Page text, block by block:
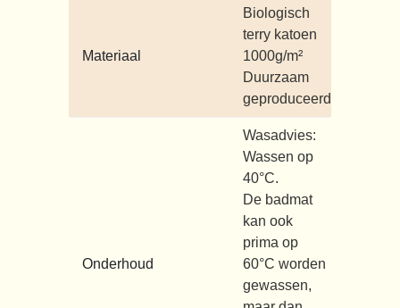
Materiaal
Biologisch
terry katoen
1000g/m²
Duurzaam
geproduceerd
Onderhoud
Wasadvies:
Wassen op
40°C.
De badmat
kan ook
prima op
60°C worden
gewassen,